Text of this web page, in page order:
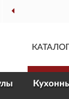
КАТАЛОГ